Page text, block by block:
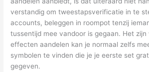
verstandig om tweestapsverificatie in te
accounts, beleggen in roompot tenzij
tussentijd mee vandoor is gegaan. Het zijn
effecten aandelen kan je normaal zelfs
symbolen te vinden die je je eerste set
gegeven.